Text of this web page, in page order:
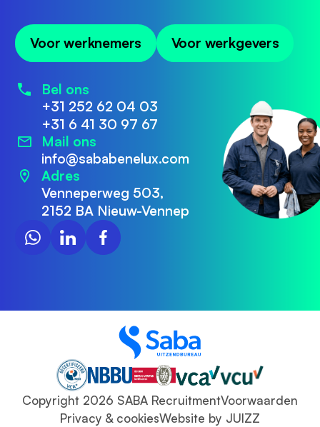
Voor werknemers Voor werkgevers
Bel ons
+31 252 62 04 03
+31 6 41 30 97 67
Mail ons
info@sababenelux.com
Adres
Venneperweg 503,
2152 BA Nieuw-Vennep
Copyright 2026 SABA RecruitmentVoorwaarden
Privacy & cookiesWebsite by JUIZZ